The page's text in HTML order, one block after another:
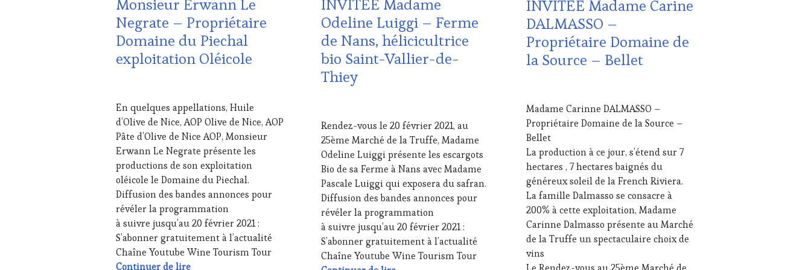
LA
HAUTE
GASTRONOMIE
FRANÇAISE,
INVITATIONS
&
TASTING,
LIVE
STREAMING,
MÉDIAS,
PRESSE
ÉCRITE,
RADIO,
WEB,
OENOTOURISME,
PARTENAIRES
VIN
TOURISME
PRODUCTEURS
Monsieur Erwann Le
Negrate – Propriétaire
Domaine du Piechal
exploitation Oléicole
2021
En quelques appellations, Huile
d’Olive de Nice, AOP Olive de Nice, AOP
Pâte d’Olive de Nice AOP, Monsieur
Erwann Le Negrate présente les
productions de son exploitation
oléicole le Domaine du Piechal.
Diffusion des bandes annonces pour
révéler la programmation
à suivre jusqu’au 20 février 2021 :
S’abonner gratuitement à l’actualité
Chaîne Youtube Wine Tourism Tour
Continuer de lire20 février 2021 – INVITÉ Monsieur Erwann Le Negrate – Propriétaire Domaine du Piechal exploitation Oléicole
DÉGUSTATIONS,
WINE
TASTING,
LIVE
STREAMING,
MASTERCLASS,
MÉDIAS,
TV,
WEB,
OENOTOURISME,
PARTENAIRES
VIN
TOURISME,
PRODUCTEURS
TERROIR,
RESTAURATEUR,
CHEF,
CUISINIER,
ŒNOLOGUE,
INVITÉE Madame
Odeline Luiggi – Ferme
de Nans, hélicicultrice
bio Saint-Vallier-de-
Thiey
2021
Rendez-vous le 20 février 2021, au
25ème Marché de la Truffe, Madame
Odeline Luiggi présente les escargots
Bio de sa Ferme à Nans avec Madame
Pascale Luiggi qui exposera du safran.
Diffusion des bandes annonces pour
révéler la programmation
à suivre jusqu’au 20 février 2021 :
S’abonner gratuitement à l’actualité
Chaîne Youtube Wine Tourism Tour
STREAMING,
OENOTOURISME,
PRODUCTEURS
TERROIR,
SALONS
INTERNATIONAUX
TASTING
VOUCHER
WINE
TOURISM
FAME,
WINE
TOURISM
TOUR,
WINETASTINGVOUCHER.COM
INVITÉE Madame Carine
DALMASSO –
Propriétaire Domaine de
la Source – Bellet
2021
Madame Carinne DALMASSO –
Propriétaire Domaine de la Source –
Bellet
La production à ce jour, s’étend sur 7
hectares , 7 hectares baignés du
généreux soleil de la French Riviera.
La famille Dalmasso se consacre à
200% à cette exploitation, Madame
Carinne Dalmasso présente au Marché
de la Truffe un spectaculaire choix de
vins